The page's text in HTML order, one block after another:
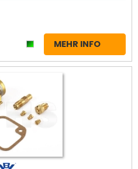
MEHR INFO